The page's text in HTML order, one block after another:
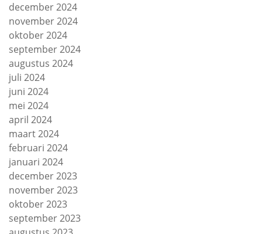
december 2024
november 2024
oktober 2024
september 2024
augustus 2024
juli 2024
juni 2024
mei 2024
april 2024
maart 2024
februari 2024
januari 2024
december 2023
november 2023
oktober 2023
september 2023